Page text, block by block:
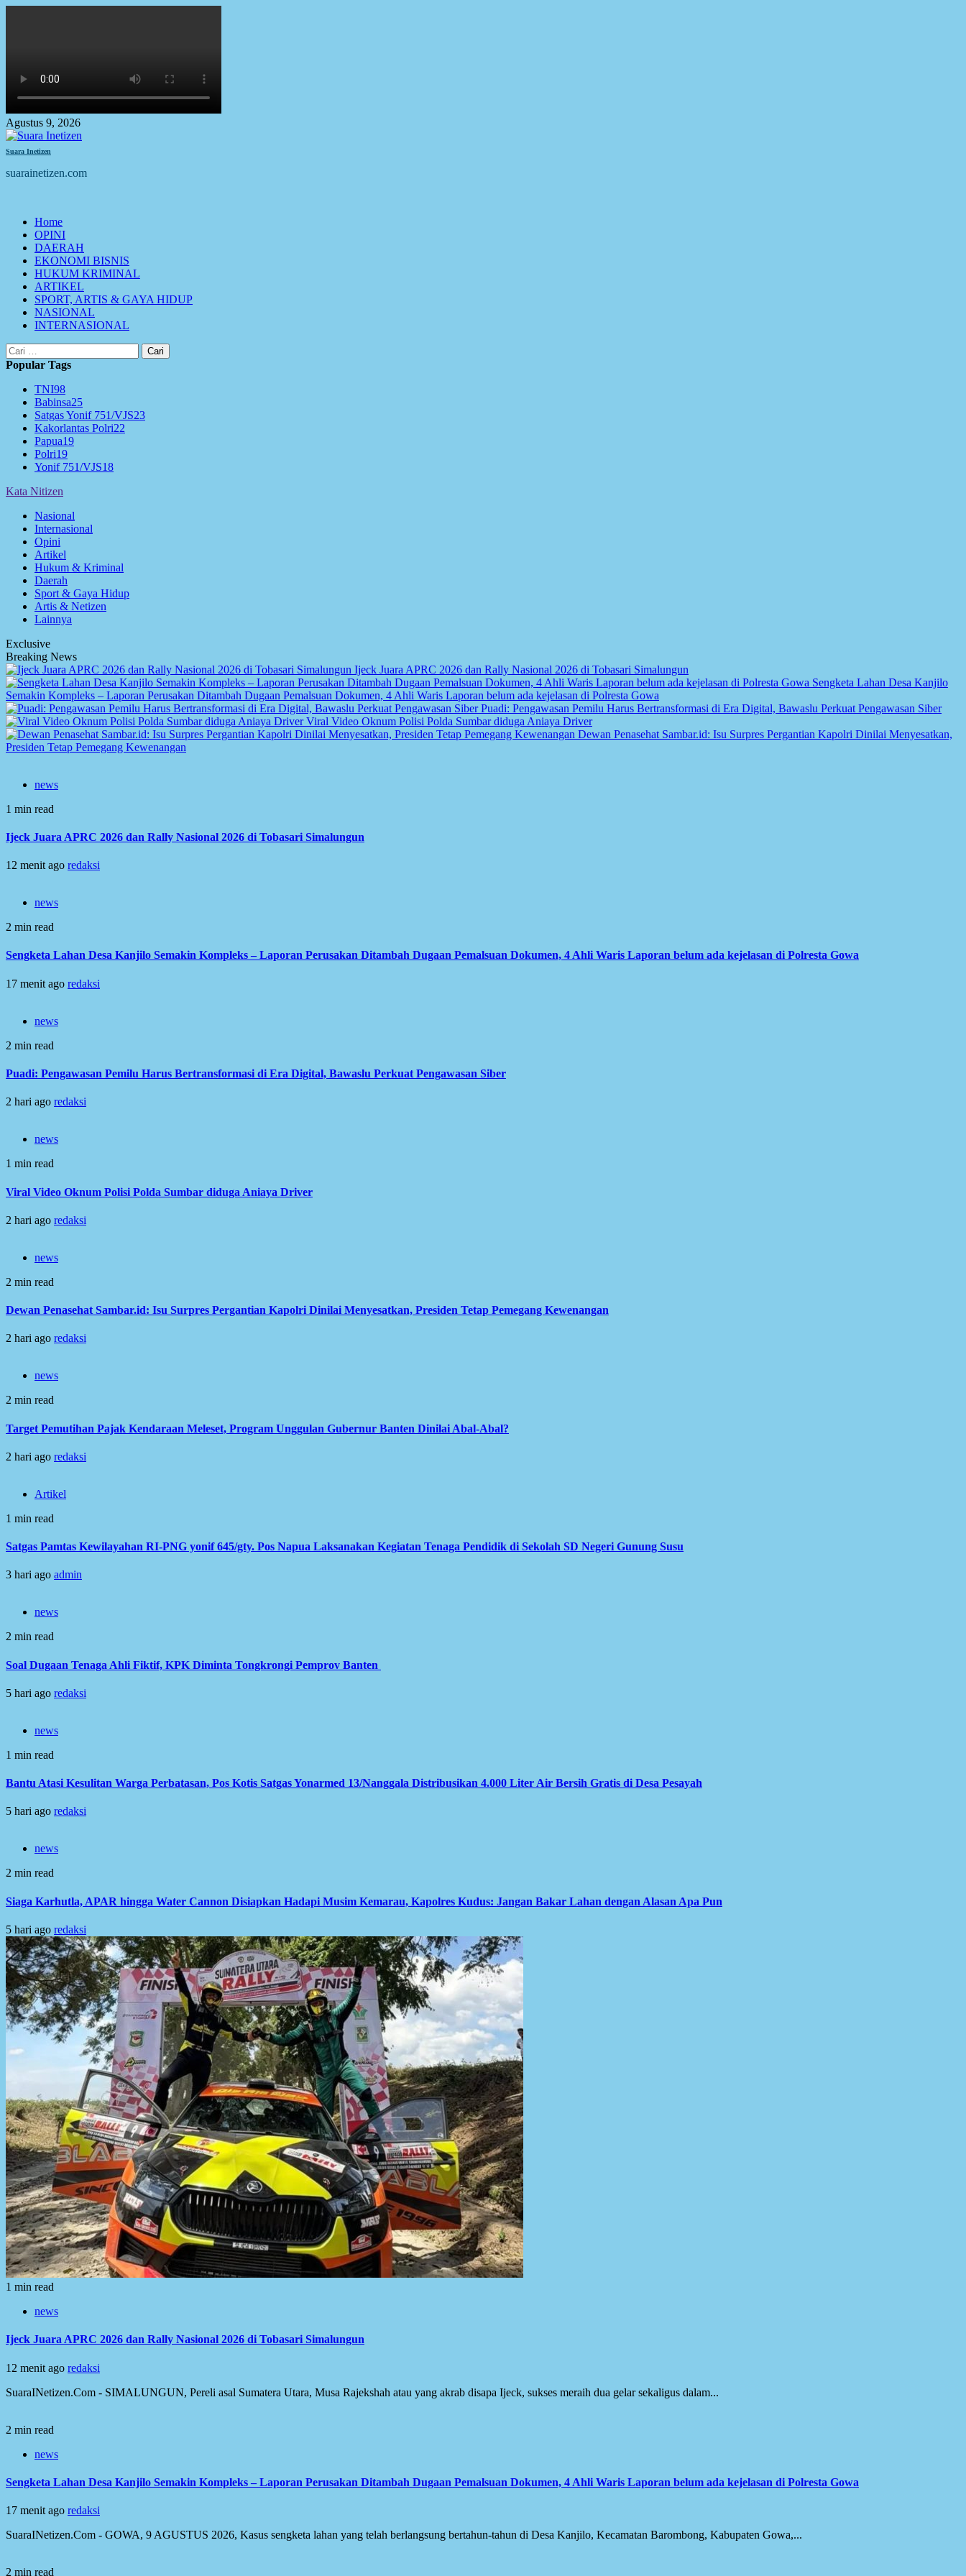
Agustus 9, 2026
Suara Inetizen
suarainetizen.com
Primary
Menu
Home
OPINI
DAERAH
EKONOMI BISNIS
HUKUM KRIMINAL
ARTIKEL
SPORT, ARTIS & GAYA HIDUP
NASIONAL
INTERNASIONAL
Cari
untuk:
Popular Tags
TNI98
Babinsa25
Satgas Yonif 751/VJS23
Kakorlantas Polri22
Papua19
Polri19
Yonif 751/VJS18
Kata Nitizen
Nasional
Internasional
Opini
Artikel
Hukum & Kriminal
Daerah
Sport & Gaya Hidup
Artis & Netizen
Lainnya
Exclusive
Breaking News
Ijeck Juara APRC 2026 dan Rally Nasional 2026 di Tobasari Simalungun
Sengketa Lahan Desa Kanjilo
Semakin Kompleks – Laporan Perusakan Ditambah Dugaan Pemalsuan Dokumen, 4 Ahli Waris Laporan belum ada kejelasan di Polresta Gowa
Puadi: Pengawasan Pemilu Harus Bertransformasi di Era Digital, Bawaslu Perkuat Pengawasan Siber
Viral Video Oknum Polisi Polda Sumbar diduga Aniaya Driver
Dewan Penasehat Sambar.id: Isu Surpres Pergantian Kapolri Dinilai Menyesatkan,
Presiden Tetap Pemegang Kewenangan
news
1 min read
Ijeck Juara APRC 2026 dan Rally Nasional 2026 di Tobasari Simalungun
12 menit ago redaksi
news
2 min read
Sengketa Lahan Desa Kanjilo Semakin Kompleks – Laporan Perusakan Ditambah Dugaan Pemalsuan Dokumen, 4 Ahli Waris Laporan belum ada kejelasan di Polresta Gowa
17 menit ago redaksi
news
2 min read
Puadi: Pengawasan Pemilu Harus Bertransformasi di Era Digital, Bawaslu Perkuat Pengawasan Siber
2 hari ago redaksi
news
1 min read
Viral Video Oknum Polisi Polda Sumbar diduga Aniaya Driver
2 hari ago redaksi
news
2 min read
Dewan Penasehat Sambar.id: Isu Surpres Pergantian Kapolri Dinilai Menyesatkan, Presiden Tetap Pemegang Kewenangan
2 hari ago redaksi
news
2 min read
Target Pemutihan Pajak Kendaraan Meleset, Program Unggulan Gubernur Banten Dinilai Abal-Abal?
2 hari ago redaksi
Artikel
1 min read
Satgas Pamtas Kewilayahan RI-PNG yonif 645/gty. Pos Napua Laksanakan Kegiatan Tenaga Pendidik di Sekolah SD Negeri Gunung Susu
3 hari ago admin
news
2 min read
Soal Dugaan Tenaga Ahli Fiktif, KPK Diminta Tongkrongi Pemprov Banten
5 hari ago redaksi
news
1 min read
Bantu Atasi Kesulitan Warga Perbatasan, Pos Kotis Satgas Yonarmed 13/Nanggala Distribusikan 4.000 Liter Air Bersih Gratis di Desa Pesayah
5 hari ago redaksi
news
2 min read
Siaga Karhutla, APAR hingga Water Cannon Disiapkan Hadapi Musim Kemarau, Kapolres Kudus: Jangan Bakar Lahan dengan Alasan Apa Pun
5 hari ago redaksi
1 min read
news
Ijeck Juara APRC 2026 dan Rally Nasional 2026 di Tobasari Simalungun
12 menit ago redaksi
SuaraINetizen.Com - SIMALUNGUN, Pereli asal Sumatera Utara, Musa Rajekshah atau yang akrab disapa Ijeck, sukses meraih dua gelar sekaligus dalam...
2 min read
news
Sengketa Lahan Desa Kanjilo Semakin Kompleks – Laporan Perusakan Ditambah Dugaan Pemalsuan Dokumen, 4 Ahli Waris Laporan belum ada kejelasan di Polresta Gowa
17 menit ago redaksi
SuaraINetizen.Com - GOWA, 9 AGUSTUS 2026, Kasus sengketa lahan yang telah berlangsung bertahun-tahun di Desa Kanjilo, Kecamatan Barombong, Kabupaten Gowa,...
2 min read